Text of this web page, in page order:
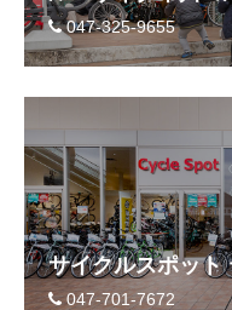
SpotMateログイン
オリジナル自転車
PB全車種カタログ
Norwayシリーズ
047-325-9655
サイクルスポッ
047-701-7672